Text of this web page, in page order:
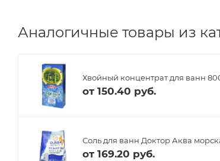
Аналогичные товары из
Хвойный концентрат для ванн
от 150.40 руб.
Соль для ванн Доктор Аква
от 169.20 руб.